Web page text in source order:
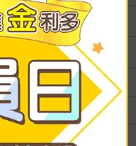
無庫存
無庫存